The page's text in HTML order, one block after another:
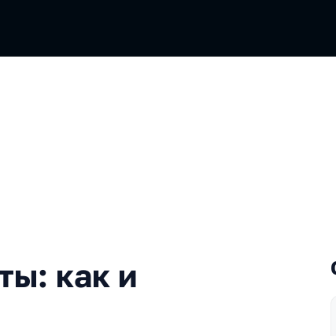
и зачем их приручать
как и